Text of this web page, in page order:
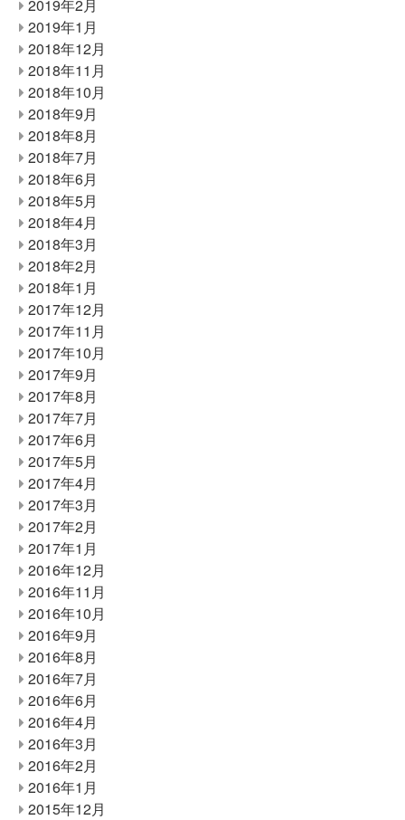
2019年2月
2019年1月
2018年12月
2018年11月
2018年10月
2018年9月
2018年8月
2018年7月
2018年6月
2018年5月
2018年4月
2018年3月
2018年2月
2018年1月
2017年12月
2017年11月
2017年10月
2017年9月
2017年8月
2017年7月
2017年6月
2017年5月
2017年4月
2017年3月
2017年2月
2017年1月
2016年12月
2016年11月
2016年10月
2016年9月
2016年8月
2016年7月
2016年6月
2016年4月
2016年3月
2016年2月
2016年1月
2015年12月